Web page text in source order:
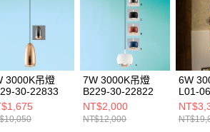
3000K吊燈
30-22833
7W 3000K吊燈
B229-30-22822
NT$2,000
NT$12,000
6W
L01-